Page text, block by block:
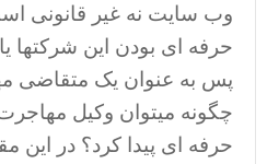
وب سایت نه غیر قانونی
حرفه ای بودن این شرکتها
پس به عنوان یک متقاضی
چگونه میتوان وکیل
حرفه ای پیدا کرد؟ در این